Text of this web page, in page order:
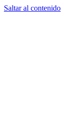
Saltar al contenido